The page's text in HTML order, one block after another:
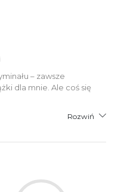
– zawsze
dla mnie. Ale coś się
Rozwiń